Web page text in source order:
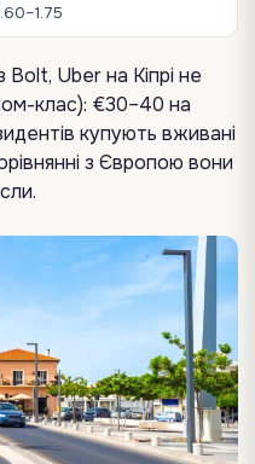
Bolt, Uber на Кіпрі не
клас): €30–40 на
купують вживані
з Європою вони